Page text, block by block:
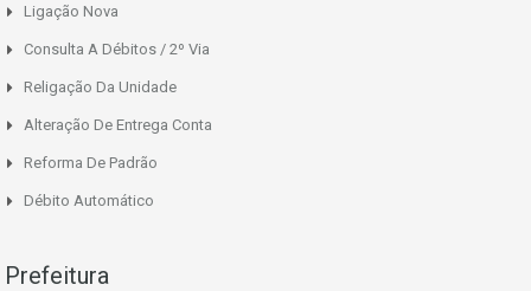
Ligação Nova
Consulta A Débitos / 2º Via
Religação Da Unidade
Alteração De Entrega Conta
Reforma De Padrão
Débito Automático
Prefeitura